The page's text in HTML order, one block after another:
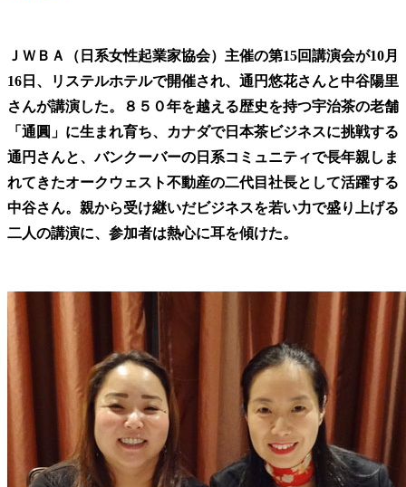
ＪＷＢＡ（日系女性起業家協会）主催の第15回講演会が10月
16日、リステルホテルで開催され、通円悠花さんと中谷陽里
さんが講演した。８５０年を越える歴史を持つ宇治茶の老舗
「通圓」に生まれ育ち、カナダで日本茶ビジネスに挑戦する
通円さんと、バンクーバーの日系コミュニティで長年親しま
れてきたオークウェスト不動産の二代目社長として活躍する
中谷さん。親から受け継いだビジネスを若い力で盛り上げる
二人の講演に、参加者は熱心に耳を傾けた。